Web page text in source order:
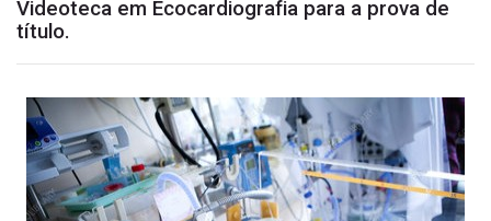
Videoteca em Ecocardiografia para a prova de
título.